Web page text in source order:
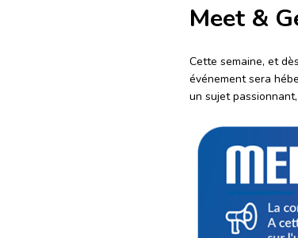
Meet &
Cette semaine, et
événement sera
un sujet